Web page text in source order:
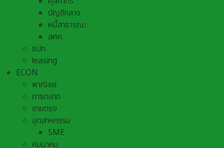
บัญชีกลาง
หนี้สาธารณะ
สศค.
ธปท.
leasing
ECON
พาณิชย์
การตลาด
ขายตรง
อุตสาหกรรม
SME
คมนาคม